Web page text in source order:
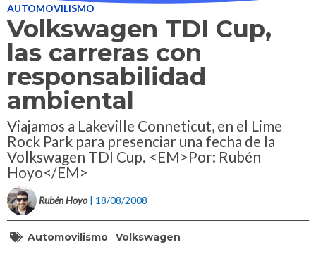
AUTOMOVILISMO
Volkswagen TDI Cup,
las carreras con
responsabilidad
ambiental
Viajamos a Lakeville Conneticut, en el Lime
Rock Park para presenciar una fecha de la
Volkswagen TDI Cup. <EM>Por: Rubén
Hoyo</EM>
Rubén Hoyo | 18/08/2008
Automovilismo Volkswagen